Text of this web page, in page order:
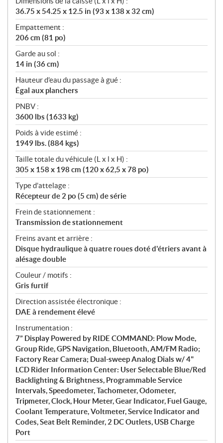
36.75 x 54.25 x 12.5 in (93 x 138 x 32 cm)
Empattement :
206 cm (81 po)
Garde au sol :
14 in (36 cm)
Hauteur d’eau du passage à gué :
Égal aux planchers
PNBV :
3600 lbs (1633 kg)
Poids à vide estimé :
1949 lbs. (884 kgs)
Taille totale du véhicule (L x l x H) :
305 x 158 x 198 cm (120 x 62,5 x 78 po)
Type d’attelage :
Récepteur de 2 po (5 cm) de série
Frein de stationnement :
Transmission de stationnement
Freins avant et arrière :
Disque hydraulique à quatre roues doté d'étriers avant à
alésage double
Couleur / motifs :
Gris furtif
Direction assistée électronique :
DAE à rendement élevé
Instrumentation :
7” Display Powered by RIDE COMMAND: Plow Mode,
Group Ride, GPS Navigation, Bluetooth, AM/FM Radio;
Factory Rear Camera; Dual-sweep Analog Dials w/ 4"
LCD Rider Information Center: User Selectable Blue/Red
Backlighting & Brightness, Programmable Service
Intervals, Speedometer, Tachometer, Odometer,
Tripmeter, Clock, Hour Meter, Gear Indicator, Fuel Gauge,
Coolant Temperature, Voltmeter, Service Indicator and
Codes, Seat Belt Reminder, 2 DC Outlets, USB Charge
Port